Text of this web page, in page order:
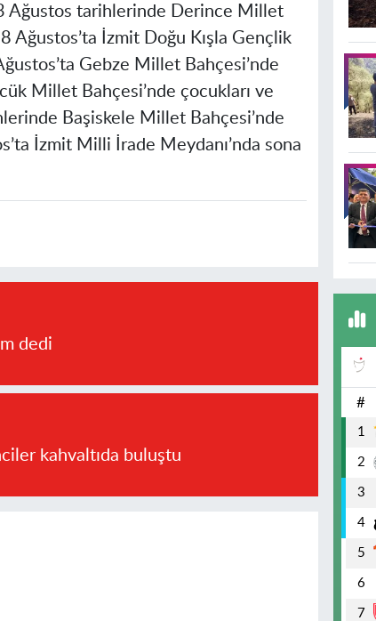
Ağustos tarihlerinde Derince Millet
Ağustos’ta İzmit Doğu Kışla Gençlik
Gebze Millet Bahçesi’nde
Millet Bahçesi’nde çocukları ve
Başiskele Millet Bahçesi’nde
İzmit Milli İrade Meydanı’nda sona
dedi
kahvaltıda buluştu
#
1
2
3
4
5
6
7